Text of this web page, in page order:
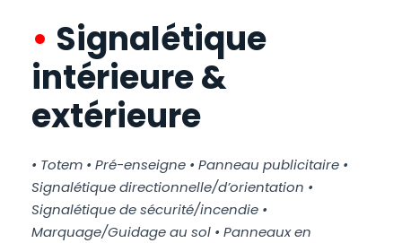
• Signalétique
intérieure &
extérieure
• Totem • Pré-enseigne • Panneau publicitaire •
Signalétique directionnelle/d’orientation •
Signalétique de sécurité/incendie •
Marquage/Guidage au sol • Panneaux en